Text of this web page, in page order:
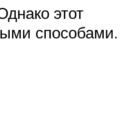
этот
способами.